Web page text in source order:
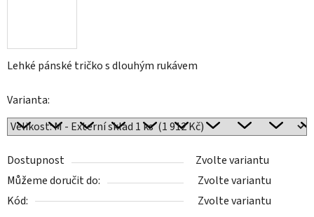
Lehké pánské tričko s dlouhým rukávem
Varianta:
Dostupnost
Zvolte variantu
Můžeme doručit do:
Zvolte variantu
Kód:
Zvolte variantu